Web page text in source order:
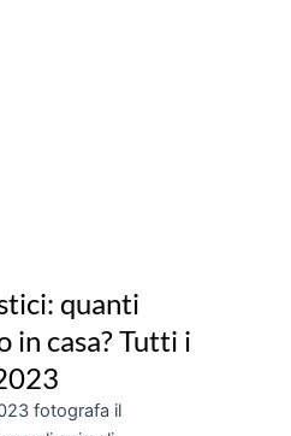
quanti
in casa? Tutti i
fotografa il